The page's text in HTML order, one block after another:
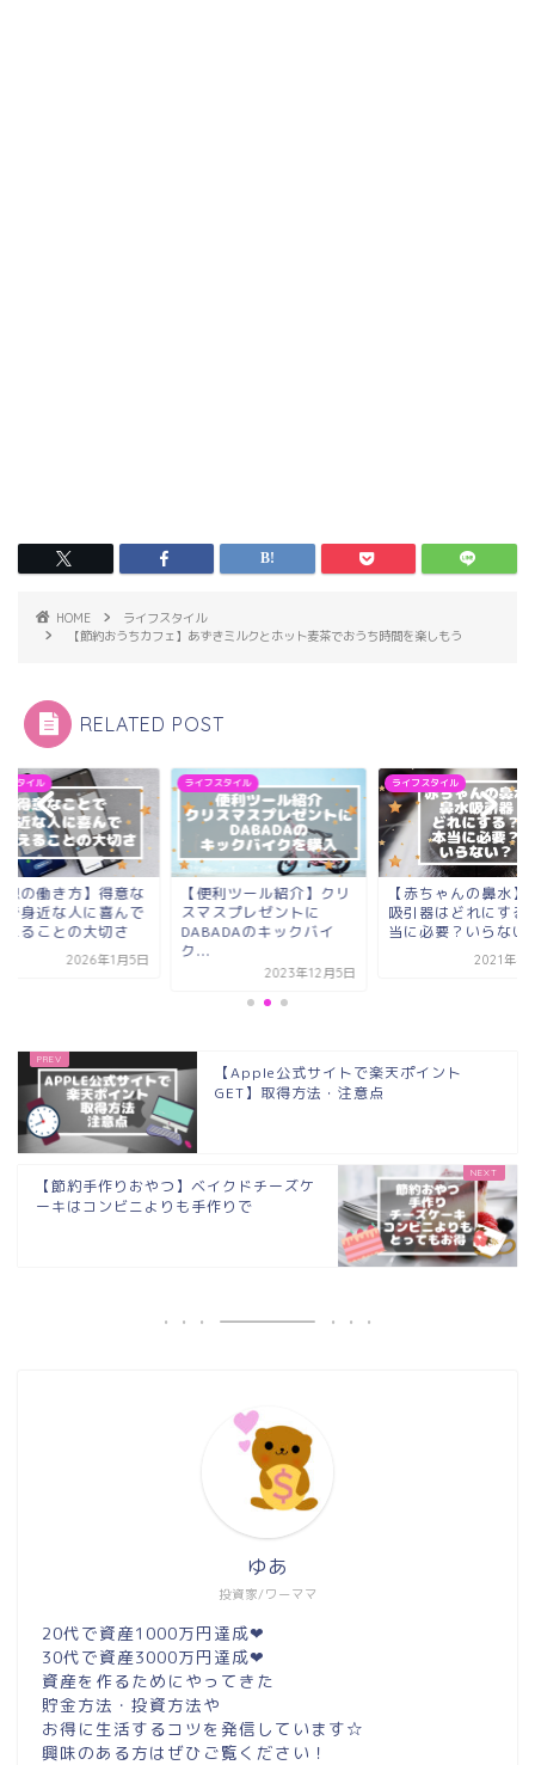
HOME
ライフスタイル
【節約おうちカフェ】あずきミルクとホット麦茶でおうち時間を楽しもう
RELATED POST
スタイル
想の働き方】得意な
で身近な人に喜んで
えることの大切さ
2026年1月5日
ライフスタイル
【便利ツール紹介】クリ
スマスプレゼントに
DABADAのキックバイ
ク...
2023年12月5日
ライフスタイル
【赤ちゃんの鼻水】
吸引器はどれにする
当に必要？いらない
2021年4
【Apple公式サイトで楽天ポイント
GET】取得方法・注意点
【節約手作りおやつ】ベイクドチーズケ
ーキはコンビニよりも手作りで
投資家/ワーママ
ゆあ
20代で資産1000万円達成❤︎
30代で資産3000万円達成❤︎
資産を作るためにやってきた
貯金方法・投資方法や
お得に生活するコツを発信しています☆
興味のある方はぜひご覧ください！